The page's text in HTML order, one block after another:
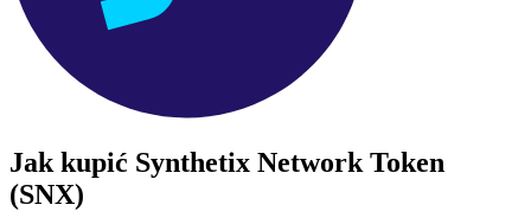
Jak kupić Synthetix Network Token
(SNX)